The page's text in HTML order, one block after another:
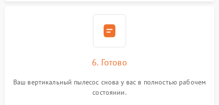
6. Готово
Ваш вертикальный пылесос снова у вас в полностью рабочем
состоянии.